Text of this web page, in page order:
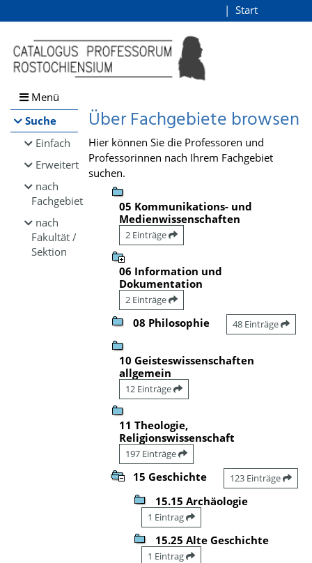
Browsen
direkt zum Inhalt
Start
Menü
Suche
Einfach
Erweitert
nach
Fachgebiet
nach
Fakultät /
Sektion
Über Fachgebiete browsen
Hier können Sie die Professoren und
Professorinnen nach Ihrem Fachgebiet
suchen.
05 Kommunikations- und
Medienwissenschaften
2 Einträge
06 Information und
Dokumentation
2 Einträge
08 Philosophie 48 Einträge
10 Geisteswissenschaften
allgemein
12 Einträge
11 Theologie,
Religionswissenschaft
197 Einträge
15 Geschichte 123 Einträge
15.15 Archäologie
1 Eintrag
15.25 Alte Geschichte
1 Eintrag